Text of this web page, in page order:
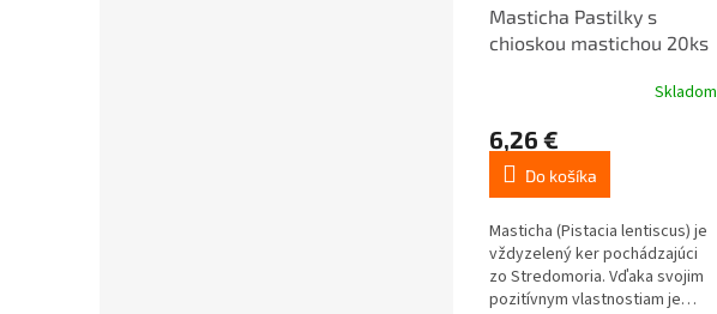
Masticha Pastilky s
chioskou mastichou 20ks
Skladom
6,26 €
Do košíka
Masticha (Pistacia lentiscus) je
vždyzelený ker pochádzajúci
zo Stredomoria. Vďaka svojim
pozitívnym vlastnostiam je